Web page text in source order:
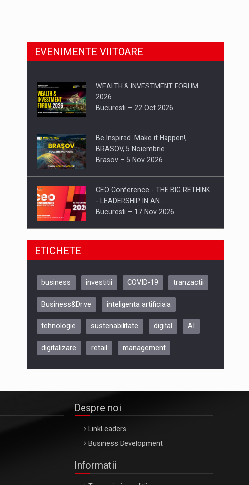
EVENIMENTE VIITOARE
WEALTH & INVESTMENT FORUM
2026
Bucuresti – 22 Oct 2026
Be Inspired. Make it Happen!,
BRASOV, 5 Noiembrie
Brasov – 5 Nov 2026
CEO Conference - THE BIG RETHINK
- LEADERSHIP IN AN…
Bucuresti – 17 Nov 2026
Be Inspired. Make it Happen!, CLUJ, 9
ARTEMIS LETO, ORADEA, 8
Oradea – 8 Oct 2026
ETICHETE
business investitii COVID-19 tranzactii
Business&Drive inteligenta artificiala
tehnologie sustenabilitate digital AI
digitalizare retail management
Despre noi
LinkLeaders
Business Development
Informatii